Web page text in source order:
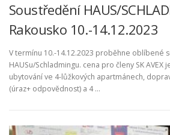
Soustředění HAUS/
Rakousko 10.-14.12.2023
V termínu 10.-14.12.2023 proběhne oblíbené
HAUSu/Schladmingu. cena pro členy SK AVEX
ubytování ve 4-lůžkových apartmánech,
(úraz+ odpovědnost) a 4 …